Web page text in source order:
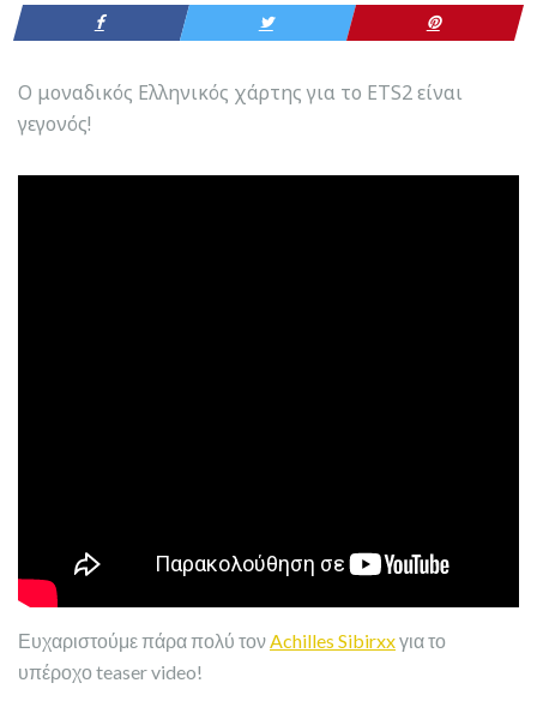
Ο μοναδικός Ελληνικός χάρτης για το ETS2 είναι
γεγονός!
Ευχαριστούμε πάρα πολύ τονAchilles Sibirxxγια το
υπέροχο teaser video!